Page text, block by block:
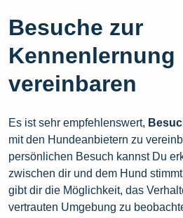
Besuche zur
Kennenlernung
vereinbaren
Es ist sehr empfehlenswert,
mit den Hundeanbietern zu
persönlichen Besuch kannst Du
zwischen dir und dem Hund
gibt dir die Möglichkeit, das
vertrauten Umgebung zu